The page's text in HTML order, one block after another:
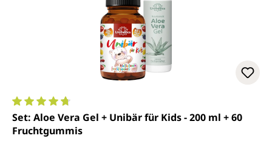
Durchschnittliche Bewertung von 4.7 von 5 Sternen
Set: Aloe Vera Gel + Unibär für Kids - 200 ml + 60
Fruchtgummis